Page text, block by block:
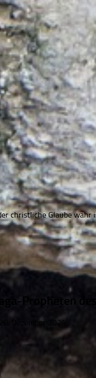
christliche Glaube wahr
Propheten
28. Dezember 2024